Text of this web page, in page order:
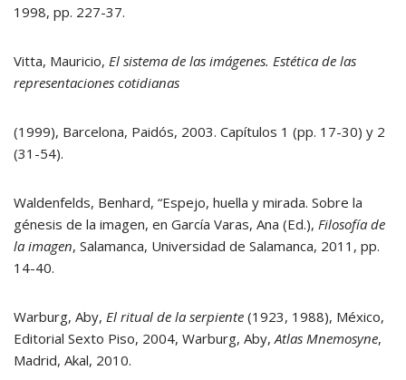
1998, pp. 227-37.
Vitta, Mauricio, El sistema de las imágenes. Estética de las
representaciones cotidianas
(1999), Barcelona, Paidós, 2003. Capítulos 1 (pp. 17-30) y 2
(31-54).
Waldenfelds, Benhard, “Espejo, huella y mirada. Sobre la
génesis de la imagen, en García Varas, Ana (Ed.), Filosofía de
la imagen, Salamanca, Universidad de Salamanca, 2011, pp.
14-40.
Warburg, Aby, El ritual de la serpiente (1923, 1988), México,
Editorial Sexto Piso, 2004, Warburg, Aby,Atlas Mnemosyne,
Madrid, Akal, 2010.